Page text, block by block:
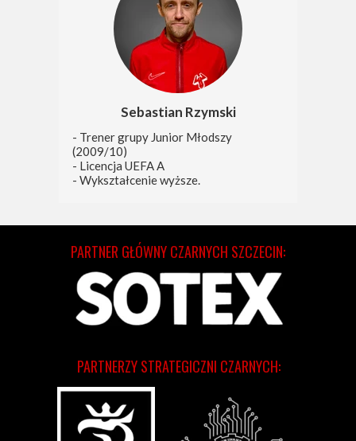
Sebastian Rzymski
- Trener grupy Junior Młodszy
(2009/10)
- Licencja UEFA A
- Wykształcenie wyższe.
PARTNERZY STRATEGICZNI CZARNYCH:
PARTNER GŁÓWNY CZARNYCH SZCZECIN: